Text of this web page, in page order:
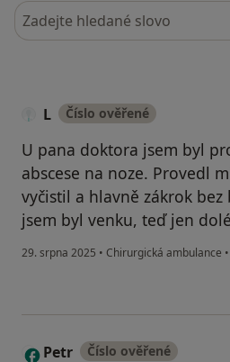
Hledejte v názorech
L Číslo ověřené
U pana doktora jsem byl
abscese na noze. Provedl
vyčistil a hlavně zákrok
jsem byl venku, teď jen
29. srpna 2025 • Chirurgická ambulance •
P Petr Číslo ověřené